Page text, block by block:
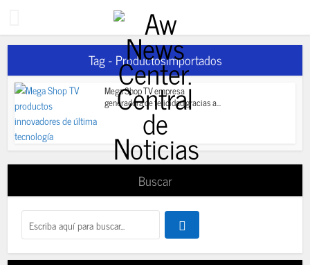
Tag - Productosimportados
Mega Shop TV empresa
generadora de felicidad gracias a...
Buscar